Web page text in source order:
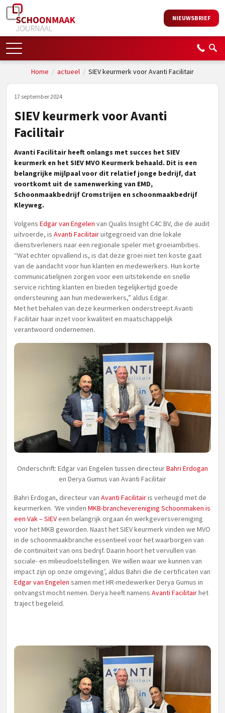
NIEUWSBRIEF
Home / actueel / SIEV keurmerk voor Avanti Facilitair
17 september 2024
SIEV keurmerk voor Avanti
Facilitair
Avanti Facilitair heeft onlangs met succes het SIEV
keurmerk en het SIEV MVO Keurmerk behaald. Dit is een
belangrijke mijlpaal voor dit relatief jonge bedrijf, dat
voortkomt uit de samenwerking van EMD,
Schoonmaakbedrijf Cromstrijen en schoonmaakbedrijf
Kleyweg.
Volgens Edgar van Engelen van Qualis Insight C4C BV, die de audit
uitvoerde, is Avanti Facilitairuitgegroeid van drie lokale
dienstverleners naar een regionale speler met groeiambities.
“Wat echter opvallend is, is dat deze groei niet ten koste gaat
van de aandacht voor hun klanten en medewerkers. Hun korte
communicatielijnen zorgen voor een uitstekende en snelle
service richting klanten en bieden tegelijkertijd goede
ondersteuning aan hun medewerkers,” aldus Edgar.
Met het behalen van deze keurmerken onderstreept Avanti
Facilitair haar inzet voor kwaliteit en maatschappelijk
verantwoord ondernemen.
Onderschrift: Edgar van Engelen tussen directeurBahri Erdogan
en Derya Gumus van Avanti Facilitair
Bahri Erdogan, directeur van Avanti Facilitairis verheugd met de
keurmerken. ‘We vinden MKB-branchevereniging Schoonmaken is
een Vak – SIEVeen belangrijk orgaan én werkgeversvereniging
voor het MKB geworden. Naast het SIEV keurmerk vinden we MVO
in de schoonmaakbranche essentieel voor het waarborgen van
de continuïteit van ons bedrijf. Daarin hoort het vervullen van
sociale- en milieudoelstellingen. We willen waar we kunnen van
impact zijn op onze omgeving’, aldus Bahri die de certificaten van
Edgar van Engelen samen met HR-medewerker Derya Gumus in
ontvangst mocht nemen. Derya heeft namens Avanti Facilitairhet
traject begeleid.